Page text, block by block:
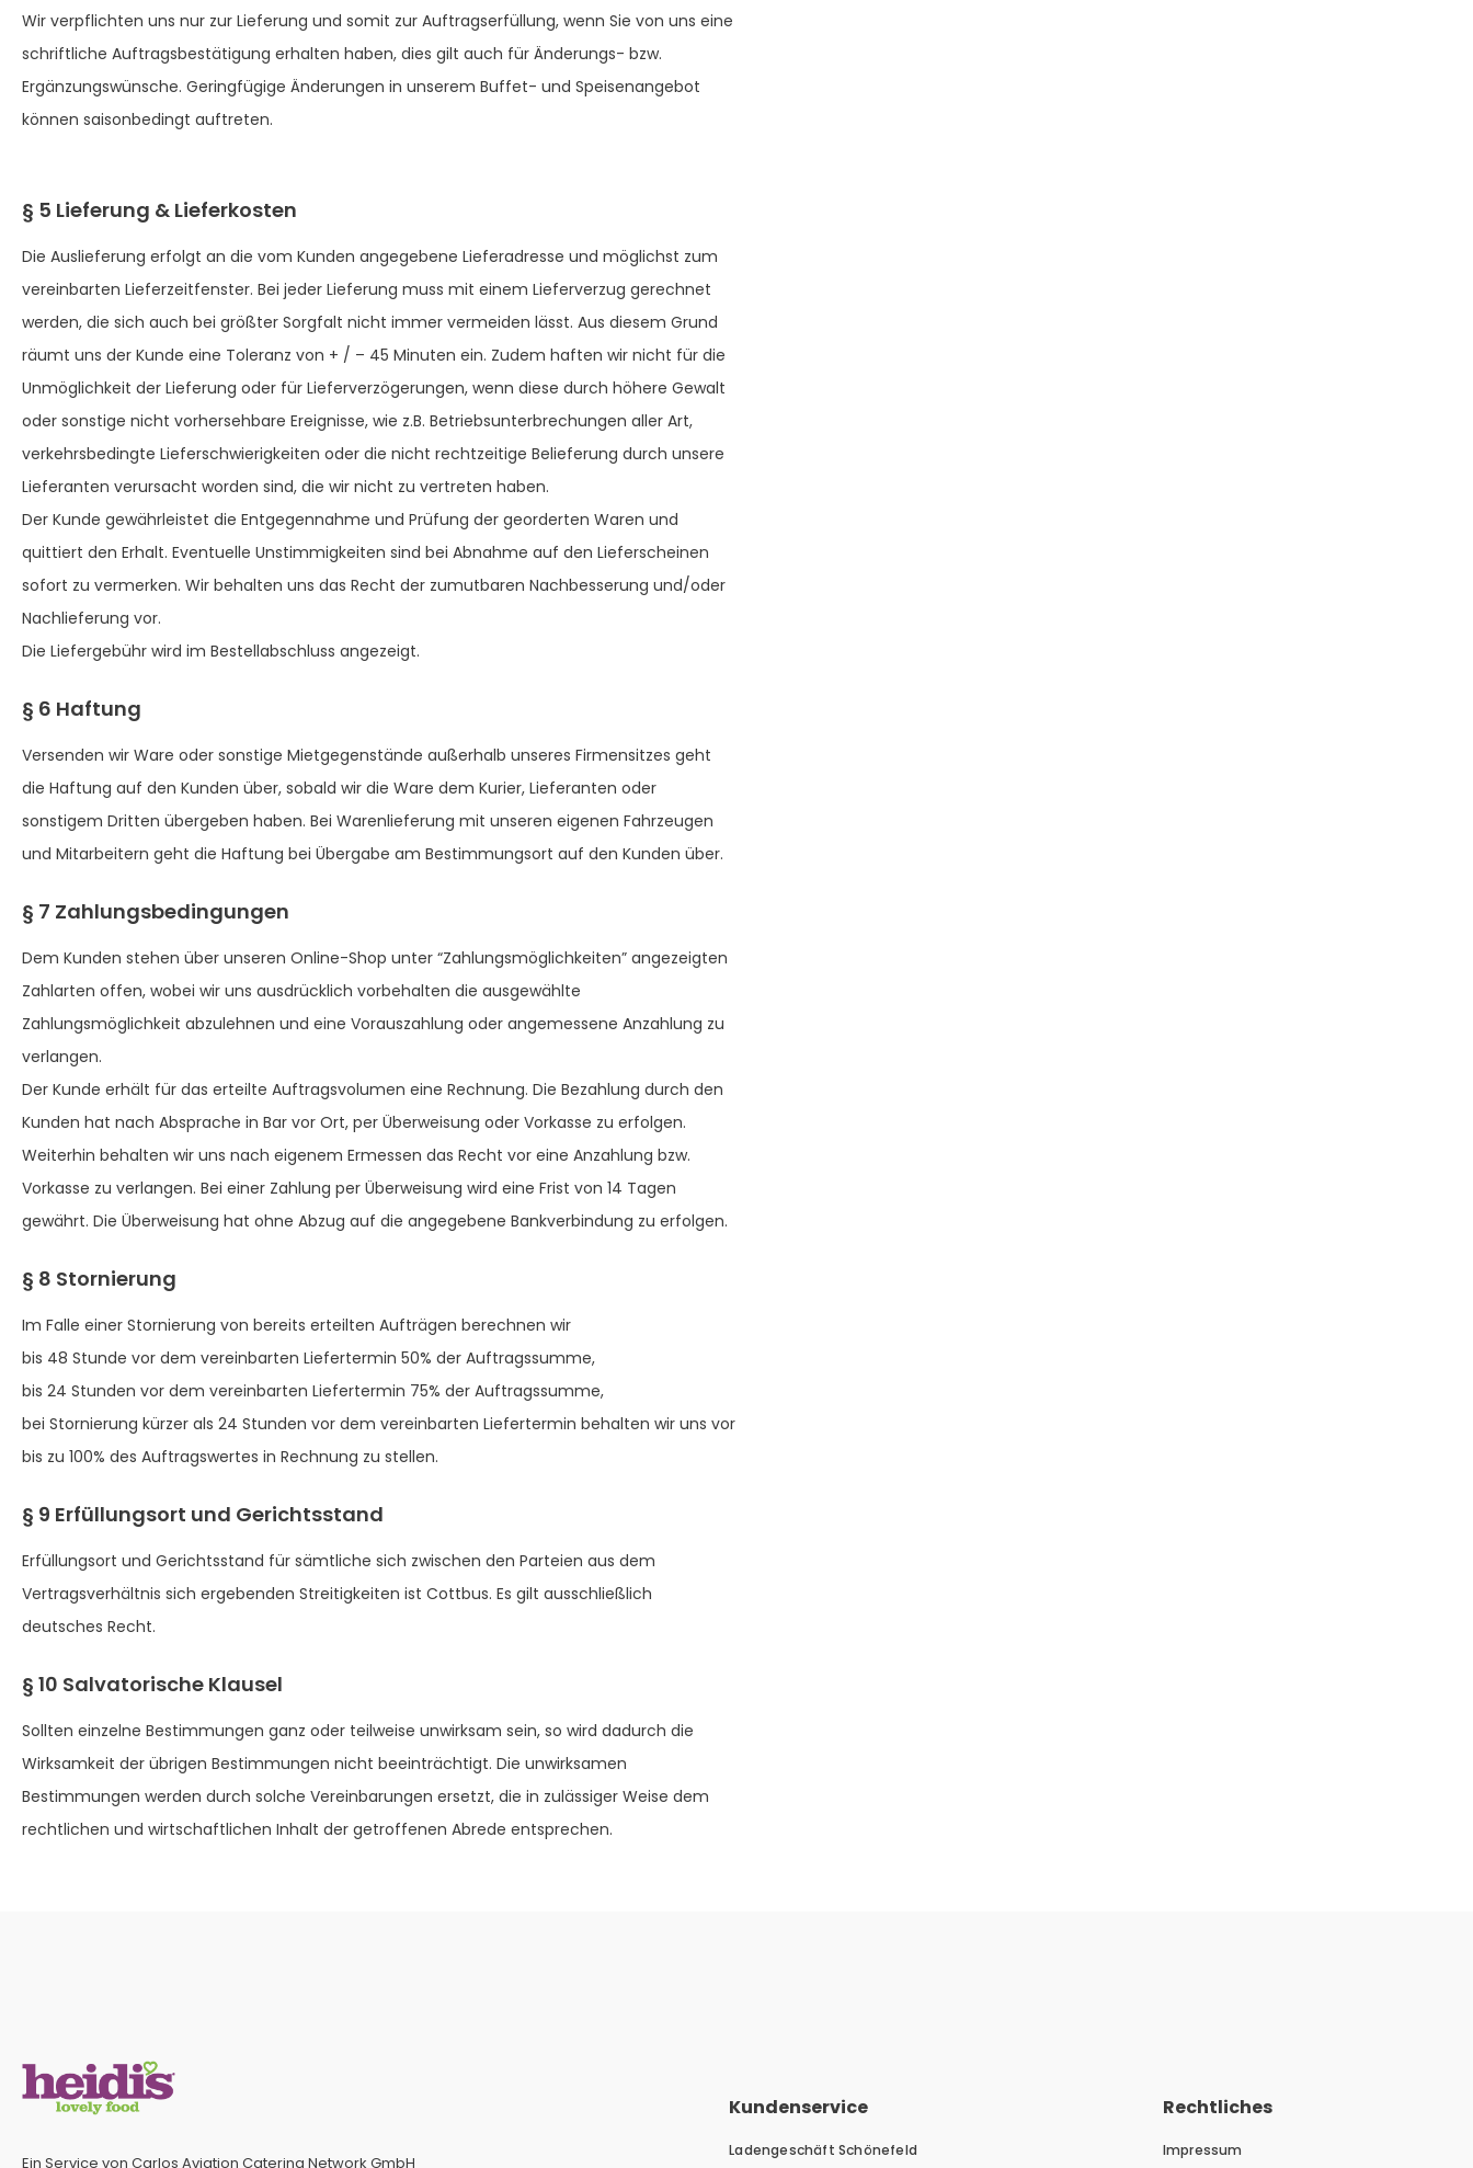
Wir verpflichten uns nur zur Lieferung und somit zur Auftragserfüllung, wenn Sie von uns eine
schriftliche Auftragsbestätigung erhalten haben, dies gilt auch für Änderungs- bzw.
Ergänzungswünsche. Geringfügige Änderungen in unserem Buffet- und Speisenangebot
können saisonbedingt auftreten.
§ 5 Lieferung & Lieferkosten
Die Auslieferung erfolgt an die vom Kunden angegebene Lieferadresse und möglichst zum
vereinbarten Lieferzeitfenster. Bei jeder Lieferung muss mit einem Lieferverzug gerechnet
werden, die sich auch bei größter Sorgfalt nicht immer vermeiden lässt. Aus diesem Grund
räumt uns der Kunde eine Toleranz von + / – 45 Minuten ein. Zudem haften wir nicht für die
Unmöglichkeit der Lieferung oder für Lieferverzögerungen, wenn diese durch höhere Gewalt
oder sonstige nicht vorhersehbare Ereignisse, wie z.B. Betriebsunterbrechungen aller Art,
verkehrsbedingte Lieferschwierigkeiten oder die nicht rechtzeitige Belieferung durch unsere
Lieferanten verursacht worden sind, die wir nicht zu vertreten haben.
Der Kunde gewährleistet die Entgegennahme und Prüfung der georderten Waren und
quittiert den Erhalt. Eventuelle Unstimmigkeiten sind bei Abnahme auf den Lieferscheinen
sofort zu vermerken. Wir behalten uns das Recht der zumutbaren Nachbesserung und/oder
Nachlieferung vor.
Die Liefergebühr wird im Bestellabschluss angezeigt.
§ 6 Haftung
Versenden wir Ware oder sonstige Mietgegenstände außerhalb unseres Firmensitzes geht
die Haftung auf den Kunden über, sobald wir die Ware dem Kurier, Lieferanten oder
sonstigem Dritten übergeben haben. Bei Warenlieferung mit unseren eigenen Fahrzeugen
und Mitarbeitern geht die Haftung bei Übergabe am Bestimmungsort auf den Kunden über.
§ 7 Zahlungsbedingungen
Dem Kunden stehen über unseren Online-Shop unter “Zahlungsmöglichkeiten” angezeigten
Zahlarten offen, wobei wir uns ausdrücklich vorbehalten die ausgewählte
Zahlungsmöglichkeit abzulehnen und eine Vorauszahlung oder angemessene Anzahlung zu
verlangen.
Der Kunde erhält für das erteilte Auftragsvolumen eine Rechnung. Die Bezahlung durch den
Kunden hat nach Absprache in Bar vor Ort, per Überweisung oder Vorkasse zu erfolgen.
Weiterhin behalten wir uns nach eigenem Ermessen das Recht vor eine Anzahlung bzw.
Vorkasse zu verlangen. Bei einer Zahlung per Überweisung wird eine Frist von 14 Tagen
gewährt. Die Überweisung hat ohne Abzug auf die angegebene Bankverbindung zu erfolgen.
§ 8 Stornierung
Im Falle einer Stornierung von bereits erteilten Aufträgen berechnen wir
bis 48 Stunde vor dem vereinbarten Liefertermin 50% der Auftragssumme,
bis 24 Stunden vor dem vereinbarten Liefertermin 75% der Auftragssumme,
bei Stornierung kürzer als 24 Stunden vor dem vereinbarten Liefertermin behalten wir uns vor
bis zu 100% des Auftragswertes in Rechnung zu stellen.
§ 9 Erfüllungsort und Gerichtsstand
Erfüllungsort und Gerichtsstand für sämtliche sich zwischen den Parteien aus dem
Vertragsverhältnis sich ergebenden Streitigkeiten ist Cottbus. Es gilt ausschließlich
deutsches Recht.
§ 10 Salvatorische Klausel
Sollten einzelne Bestimmungen ganz oder teilweise unwirksam sein, so wird dadurch die
Wirksamkeit der übrigen Bestimmungen nicht beeinträchtigt. Die unwirksamen
Bestimmungen werden durch solche Vereinbarungen ersetzt, die in zulässiger Weise dem
rechtlichen und wirtschaftlichen Inhalt der getroffenen Abrede entsprechen.
Ein Service von Carlos Aviation Catering Network GmbH
Kundenservice
Ladengeschäft Schönefeld
Rechtliches
Impressum